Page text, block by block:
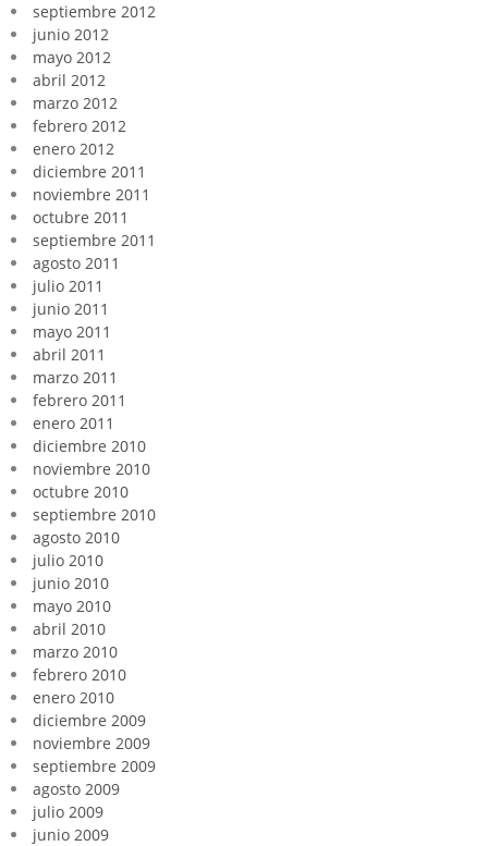
septiembre 2012
junio 2012
mayo 2012
abril 2012
marzo 2012
febrero 2012
enero 2012
diciembre 2011
noviembre 2011
octubre 2011
septiembre 2011
agosto 2011
julio 2011
junio 2011
mayo 2011
abril 2011
marzo 2011
febrero 2011
enero 2011
diciembre 2010
noviembre 2010
octubre 2010
septiembre 2010
agosto 2010
julio 2010
junio 2010
mayo 2010
abril 2010
marzo 2010
febrero 2010
enero 2010
diciembre 2009
noviembre 2009
septiembre 2009
agosto 2009
julio 2009
junio 2009